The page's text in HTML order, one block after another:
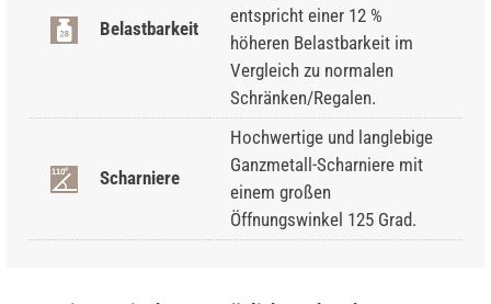
Belastbarkeit
entspricht einer 12 %
höheren Belastbarkeit im
Vergleich zu normalen
Schränken/Regalen.
Scharniere
Hochwertige und langlebige
Ganzmetall-Scharniere mit
einem großen
Öffnungswinkel 125 Grad.